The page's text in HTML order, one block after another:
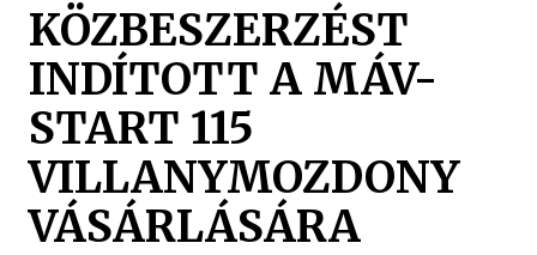
KÖZBESZERZÉST
INDÍTOTT A MÁV-
START 115
VILLANYMOZDONY
VÁSÁRLÁSÁRA